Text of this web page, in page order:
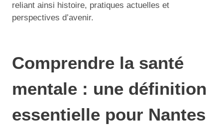
reliant ainsi histoire, pratiques actuelles et
perspectives d’avenir.
Comprendre la santé
mentale : une définition
essentielle pour Nantes